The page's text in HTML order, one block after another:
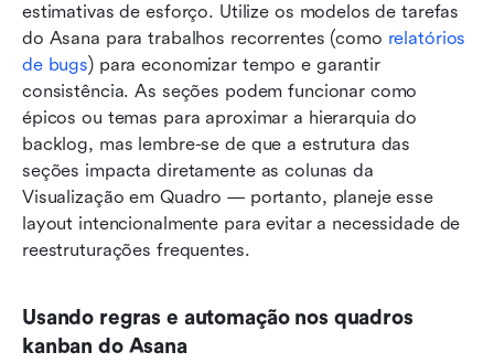
estimativas de esforço. Utilize os modelos de tarefas
do Asana para trabalhos recorrentes (como relatórios
de bugs) para economizar tempo e garantir
consistência. As seções podem funcionar como
épicos ou temas para aproximar a hierarquia do
backlog, mas lembre-se de que a estrutura das
seções impacta diretamente as colunas da
Visualização em Quadro — portanto, planeje esse
layout intencionalmente para evitar a necessidade de
reestruturações frequentes.
Usando regras e automação nos quadros
kanban do Asana